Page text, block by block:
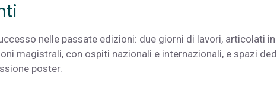
nelle passate edizioni: due giorni di lavori, articolati in
magistrali, con ospiti nazionali e internazionali, e spazi
poster.